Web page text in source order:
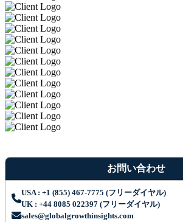
お問い合わせ
USA : +1 (855) 467-7775 (フリーダイヤル)
UK : +44 8085 022397 (フリーダイヤル)
sales@globalgrowthinsights.com